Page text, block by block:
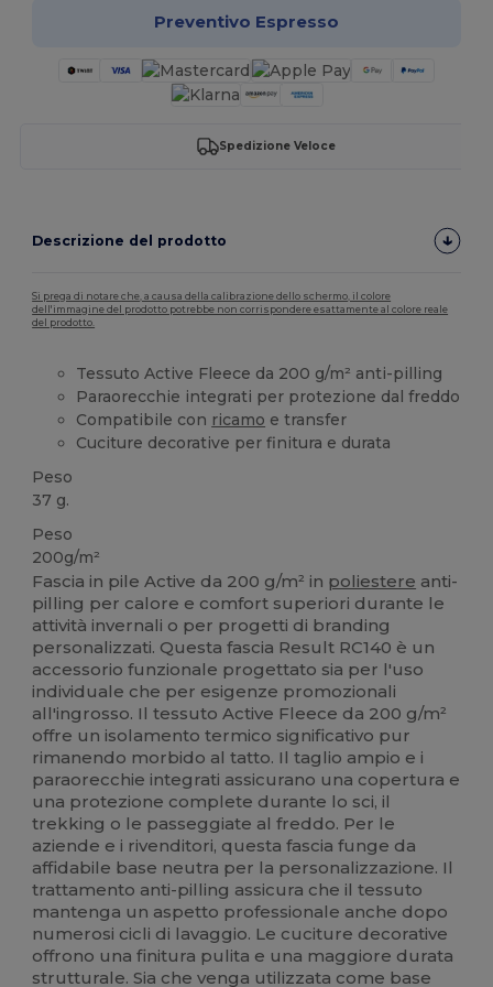
Preventivo Espresso
Spedizione Veloce
Descrizione del prodotto
Si prega di notare che, a causa della calibrazione dello schermo, il colore
dell'immagine del prodotto potrebbe non corrispondere esattamente al colore reale
del prodotto.
Tessuto Active Fleece da 200 g/m² anti-pilling
Paraorecchie integrati per protezione dal freddo
Compatibile con ricamo e transfer
Cuciture decorative per finitura e durata
Peso
37 g.
Peso
200g/m²
Fascia in pile Active da 200 g/m² in poliestere anti-
pilling per calore e comfort superiori durante le
attività invernali o per progetti di branding
personalizzati. Questa fascia Result RC140 è un
accessorio funzionale progettato sia per l'uso
individuale che per esigenze promozionali
all'ingrosso. Il tessuto Active Fleece da 200 g/m²
offre un isolamento termico significativo pur
rimanendo morbido al tatto. Il taglio ampio e i
paraorecchie integrati assicurano una copertura e
una protezione complete durante lo sci, il
trekking o le passeggiate al freddo. Per le
aziende e i rivenditori, questa fascia funge da
affidabile base neutra per la personalizzazione. Il
trattamento anti-pilling assicura che il tessuto
mantenga un aspetto professionale anche dopo
numerosi cicli di lavaggio. Le cuciture decorative
offrono una finitura pulita e una maggiore durata
strutturale. Sia che venga utilizzata come base